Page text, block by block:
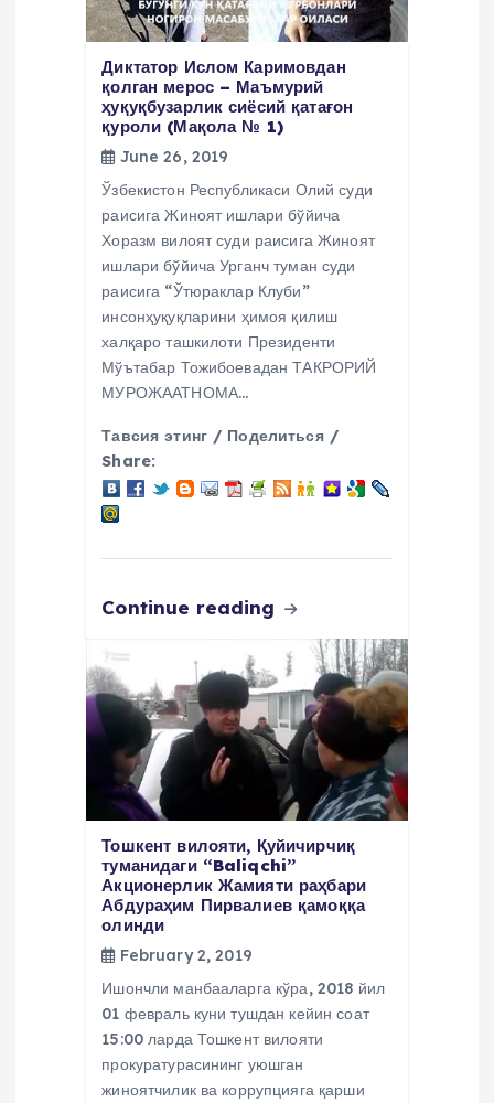
Диктатор Ислом Каримовдан
қолган мерос – Маъмурий
ҳуқуқбузарлик сиёсий қатағон
қуроли (Мақола № 1)
June 26, 2019
Ўзбекистон Республикаси Олий суди
раисига Жиноят ишлари бўйича
Хоразм вилоят суди раисига Жиноят
ишлари бўйича Урганч туман суди
раисига “Ўтюраклар Клуби”
инсонҳуқуқларини ҳимоя қилиш
халқаро ташкилоти Президенти
Мўътабар Тожибоевадан ТАКРОРИЙ
МУРОЖААТНОМА…
Тавсия этинг / Поделиться /
Share:
Continue reading
Тошкент вилояти, Қуйичирчиқ
туманидаги “Baliqchi”
Акционерлик Жамияти раҳбари
Абдураҳим Пирвалиев қамоққа
олинди
February 2, 2019
Ишончли манбааларга кўра, 2018 йил
01 февраль куни тушдан кейин соат
15:00 ларда Тошкент вилояти
прокуратурасининг уюшган
жиноятчилик ва коррупцияга қарши